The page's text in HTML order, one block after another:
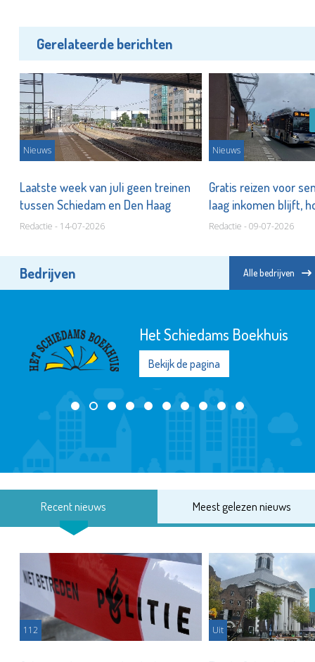
Gerelateerde berichten
Nieuws
Laatste week van juli geen treinen
tussen Schiedam en Den Haag
Redactie - 14-07-2026
Nieuws
Gratis reizen voor
laag inkomen blijft,
Redactie - 09-07-2026
Bedrijven Alle bedrijven
Het Schiedams Boekhuis
Bekijk de pagina
Recent nieuws Meest gelezen nieuws
112 Uit